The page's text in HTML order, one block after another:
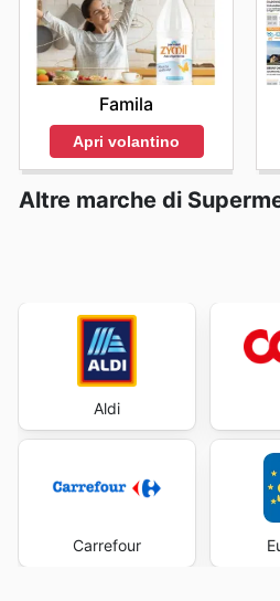
Famila
Apri volantino
Altre marche di
Aldi
Carrefour